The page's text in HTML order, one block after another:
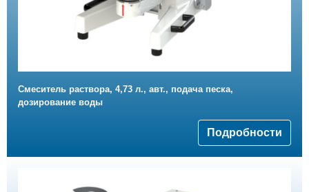
Смеситель раствора, 4,73 л., авт., подача песка,
дозирование воды
Подробности